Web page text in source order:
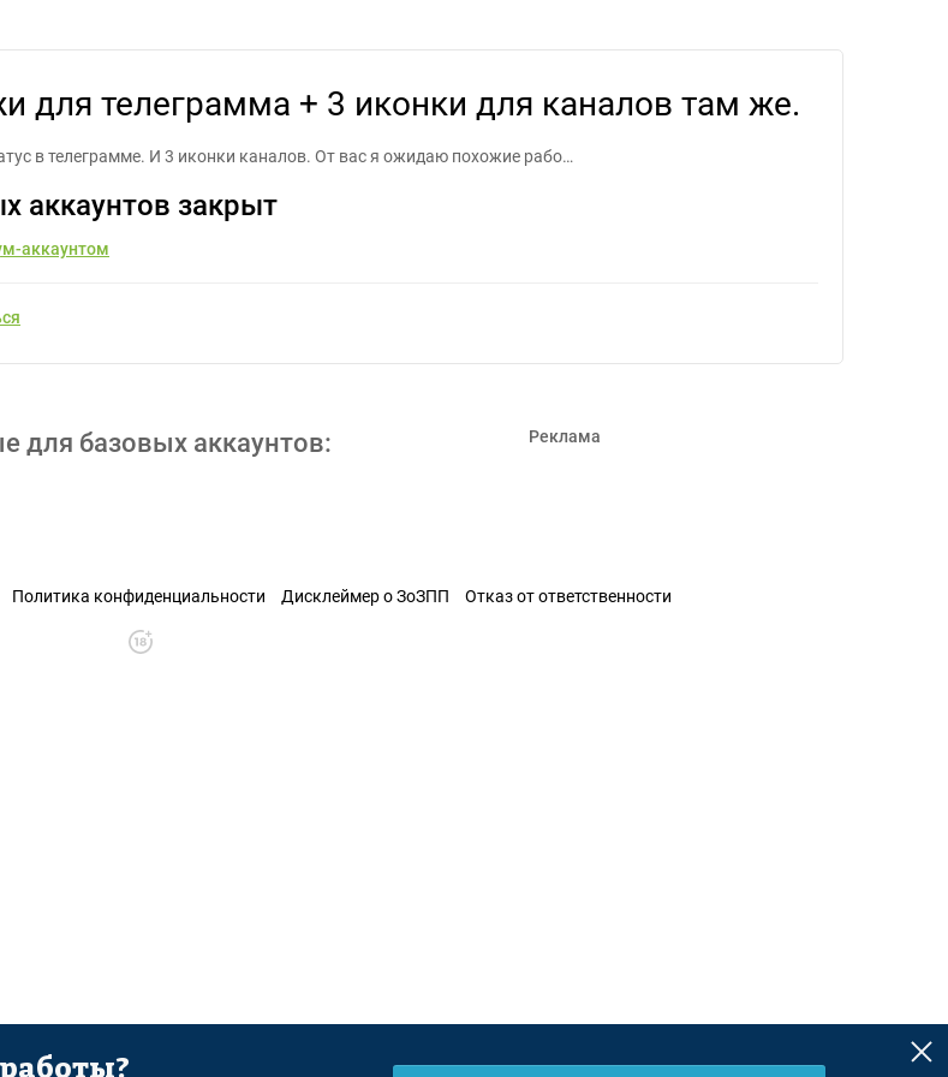
для телеграмма + 3 иконки для каналов там же.
в телеграмме. И 3 иконки каналов. От вас я ожидаю похожие рабо…
аккаунтов закрыт
аккаунтом
для базовых аккаунтов: Реклама
Политика конфиденциальности Дисклеймер о ЗоЗПП Отказ от ответственности